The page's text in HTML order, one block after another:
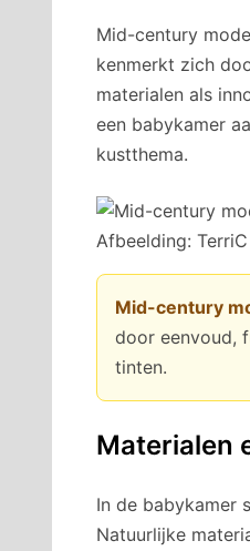
Mid-century
kenmerkt zich
materialen als
een babykamer
kustthema.
Afbeelding:
Mid-century
door eenvoud,
tinten.
Materialen
In de babykamer
Natuurlijke